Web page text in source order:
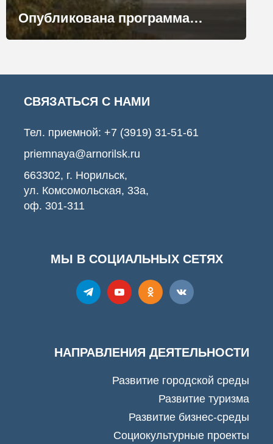
Опубликована программа Международной научно-практической конференции «Освоение Арктики: природа, город, человек»
СВЯЗАТЬСЯ С НАМИ
Тел. приемной: +7 (3919) 31-51-61
priemnaya@arnorilsk.ru
663302, г. Норильск,
ул. Комсомольская, 33а,
оф. 301-311
МЫ В СОЦИАЛЬНЫХ СЕТЯХ
НАПРАВЛЕНИЯ ДЕЯТЕЛЬНОСТИ
Развитие городской среды
Развитие туризма
Развитие бизнес-среды
Социокультурные проекты